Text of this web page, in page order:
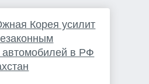
Корея усилит
автомобилей в РФ